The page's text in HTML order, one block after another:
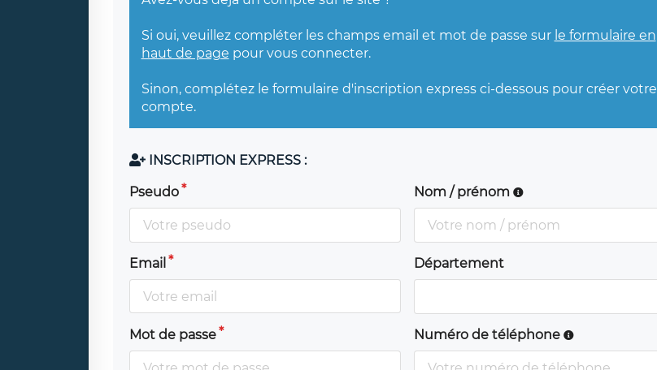
Si oui, veuillez compléter les champs email et mot de passe sur le formulaire en
haut de page pour vous connecter.
Sinon, complétez le formulaire d'inscription express ci-dessous pour créer votre
compte.
INSCRIPTION EXPRESS :
Pseudo Nom / prénom
Email Département
Mot de passe Numéro de téléphone